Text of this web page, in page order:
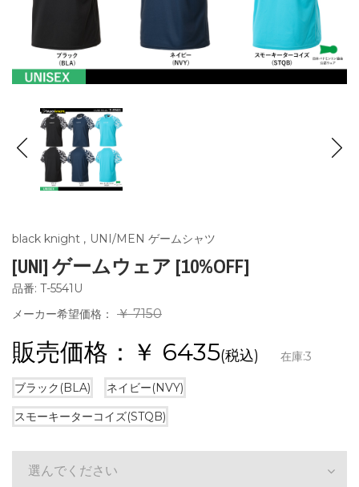
black knight , UNI/MEN ゲームシャツ
[UNI] ゲームウェア [10%OFF]
品番: T-5541U
メーカー希望価格：
￥ 7150
販売価格：￥ 6435(税込) 在庫:3
ブラック(BLA)
ネイビー(NVY)
スモーキーターコイズ(STQB)
選んでください